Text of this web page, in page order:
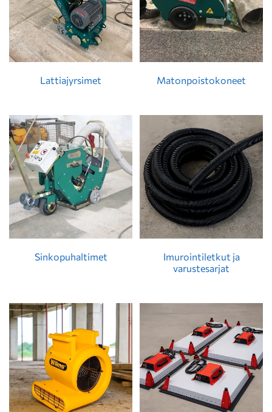
Lattiajyrsimet Matonpoistokoneet
Sinkopuhaltimet
Imurointiletkut ja
varustesarjat